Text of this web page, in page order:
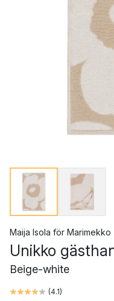
Maija Isola för Marimekko
Unikko
Beige-white
(4.1)